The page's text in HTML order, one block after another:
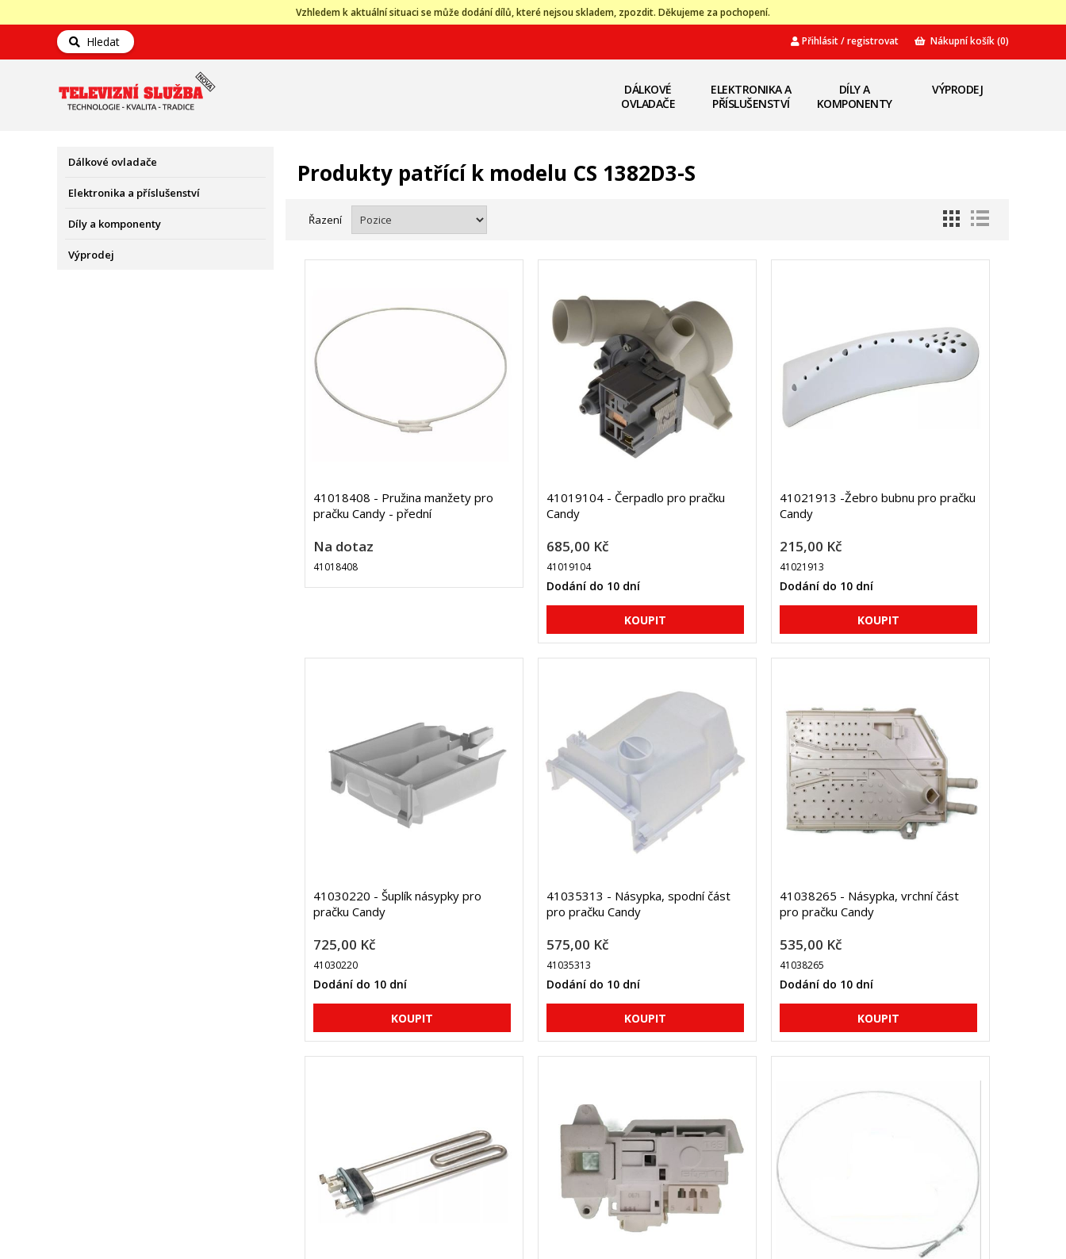
Vzhledem k aktuální situaci se může dodání dílů, které nejsou skladem, zpozdit. Děkujeme za pochopení.
Hledat Přihlásit / registrovat Nákupní košík(0)
DÁLKOVÉ
OVLADAČE
ELEKTRONIKA A
PŘÍSLUŠENSTVÍ
DÍLY A
KOMPONENTY
VÝPRODEJ
Dálkové ovladače
Elektronika a příslušenství
Díly a komponenty
Výprodej
Produkty patřící k modelu CS 1382D3-S
Řazení
41018408 - Pružina manžety pro
pračku Candy - přední
Na dotaz
41018408
41019104 - Čerpadlo pro pračku
Candy
685,00 Kč
41019104
Dodání do 10 dní
41021913 -Žebro bubnu pro pračku
Candy
215,00 Kč
41021913
Dodání do 10 dní
41030220 - Šuplík násypky pro
pračku Candy
725,00 Kč
41030220
Dodání do 10 dní
41035313 - Násypka, spodní část
pro pračku Candy
575,00 Kč
41035313
Dodání do 10 dní
41038265 - Násypka, vrchní část
pro pračku Candy
535,00 Kč
41038265
Dodání do 10 dní